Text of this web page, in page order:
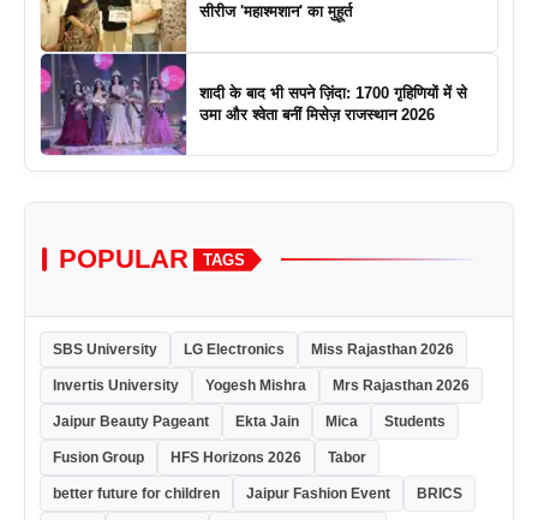
सीरीज 'महाश्मशान' का मुहूर्त
शादी के बाद भी सपने ज़िंदा: 1700 गृहिणियों में से
उमा और श्वेता बनीं मिसेज़ राजस्थान 2026
POPULAR TAGS
SBS University LG Electronics Miss Rajasthan 2026
Invertis University Yogesh Mishra Mrs Rajasthan 2026
Jaipur Beauty Pageant Ekta Jain Mica Students
Fusion Group HFS Horizons 2026 Tabor
better future for children Jaipur Fashion Event BRICS